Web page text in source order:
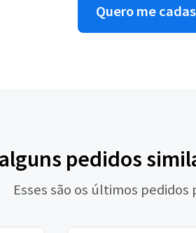
Quero me
pedidos
Esses são os últimos pedidos